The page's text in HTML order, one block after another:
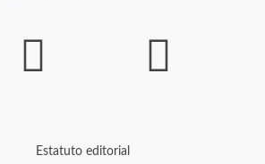
Estatuto editorial